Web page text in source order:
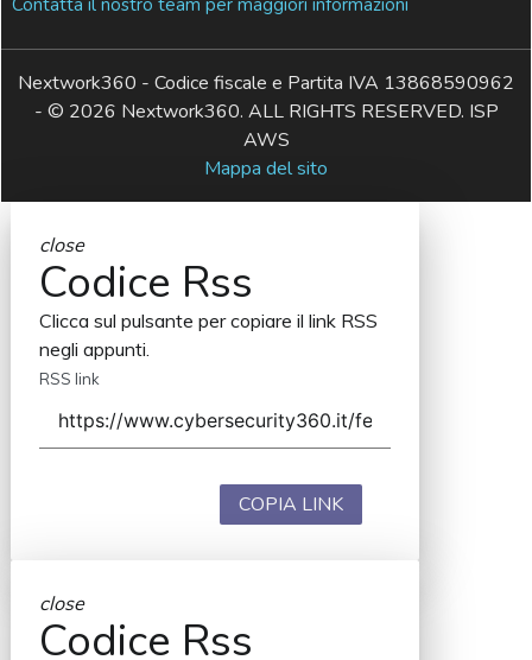
Contatta il nostro team per maggiori informazioni
Nextwork360 - Codice fiscale e Partita IVA 13868590962
- © 2026 Nextwork360. ALL RIGHTS RESERVED. ISP
AWS
Mappa del sito
close
Codice Rss
Clicca sul pulsante per copiare il link RSS
negli appunti.
RSS link
COPIA LINK
close
Codice Rss